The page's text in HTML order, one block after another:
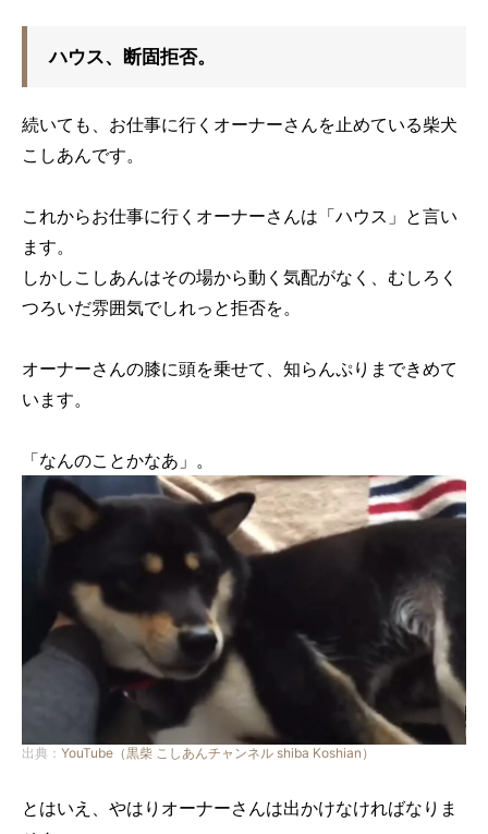
ハウス、断固拒否。
続いても、お仕事に行くオーナーさんを止めている柴犬
こしあんです。
これからお仕事に行くオーナーさんは「ハウス」と言い
ます。
しかしこしあんはその場から動く気配がなく、むしろく
つろいだ雰囲気でしれっと拒否を。
オーナーさんの膝に頭を乗せて、知らんぷりまできめて
います。
「なんのことかなあ」。
出典： YouTube（黒柴 こしあんチャンネル shiba Koshian）
とはいえ、やはりオーナーさんは出かけなければなりま